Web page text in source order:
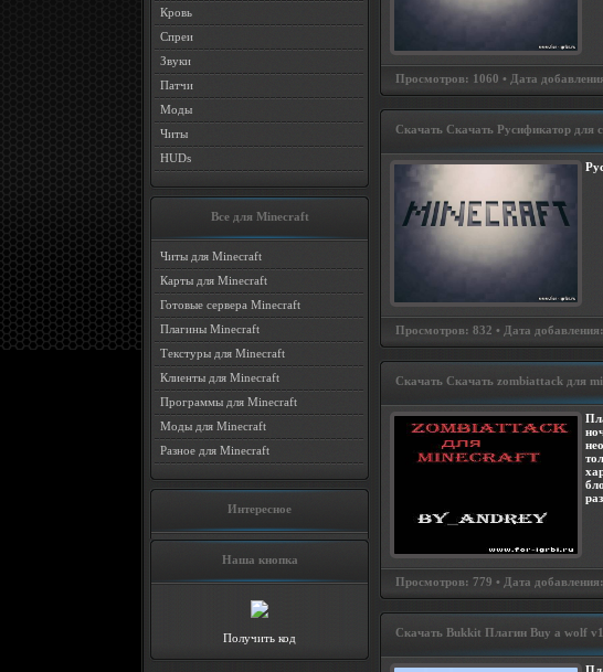
Кровь
Спреи
Звуки
Патчи
Моды
Читы
HUDs
Все для Minecraft
Читы для Minecraft
Карты для Minecraft
Готовые сервера Minecraft
Плагины Minecraft
Текстуры для Minecraft
Клиенты для Minecraft
Программы для Minecraft
Моды для Minecraft
Разное для Minecraft
Интересное
Наша кнопка
Получить код
Просмотров: 1060 • Дата
Скачать Скачать Русификатор для
Просмотров: 832 • Дата
Скачать Скачать zombiattack для
Просмотров: 779 • Дата
Скачать Bukkit Плагин Buy a wolf